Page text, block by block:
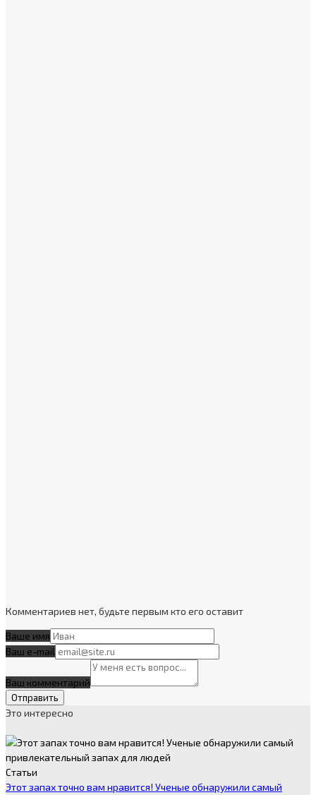
Комментариев нет, будьте первым кто его оставит
Ваше имя
Ваш e-mail
Ваш комментарий
Это интересно
Статьи
Этот запах точно вам нравится! Ученые обнаружили самый